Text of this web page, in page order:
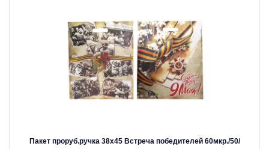
Пакет проруб.ручка 38х45 Встреча победителей 60мкр./50/